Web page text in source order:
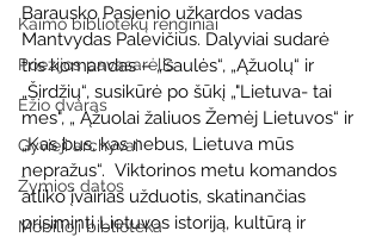
Kaimo bibliotekų renginiai
Poezijos pavasarėlis
Ežio dvaras
Gyvieji archyvai
Žymios datos
Mobilioji biblioteka
Barausko Pasienio užkardos vadas
Mantvydas Palevičius. Dalyviai sudarė
tris komandas – „Saulės“, „Ąžuolų“ ir
„Širdžių“, susikūrė po šūkį „"Lietuva- tai
mes", „ Ąžuolai žaliuos Žemėj Lietuvos“ ir
„Kas bus, kas nebus, Lietuva mūs
nepražus“.  Viktorinos metu komandos
atliko įvairias užduotis, skatinančias
prisiminti Lietuvos istoriją, kultūrą ir